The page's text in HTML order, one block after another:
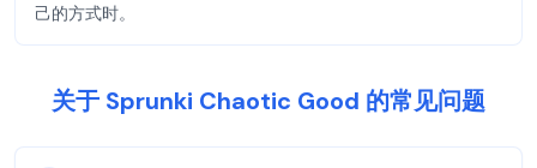
己的方式时。
关于 Sprunki Chaotic Good 的常见问题